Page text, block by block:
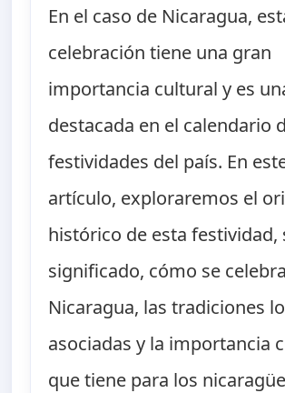
En el caso de Nicaragua,
celebración tiene una gran
importancia cultural y es
destacada en el calendario
festividades del país. En
artículo, exploraremos el
histórico de esta festividad,
significado, cómo se
Nicaragua, las tradiciones
asociadas y la importancia
que tiene para los